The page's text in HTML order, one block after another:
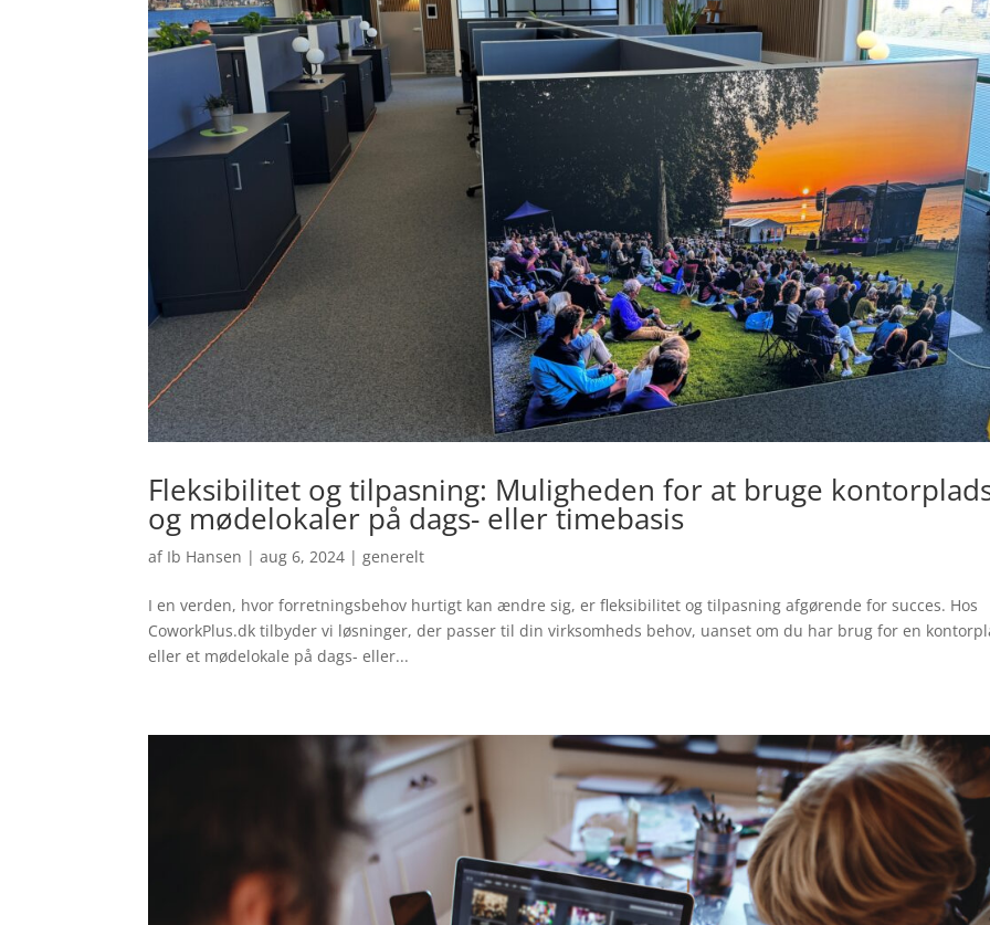
Fleksibilitet og tilpasning: Muligheden for at bruge
og mødelokaler på dags- eller timebasis
af Ib Hansen |aug 6, 2024 |generelt
I en verden, hvor forretningsbehov hurtigt kan ændre sig, er fleksibilitet og tilpasning afgørende for succes. Hos
CoworkPlus.dk tilbyder vi løsninger, der passer til din virksomheds behov, uanset om du har brug for en
eller et mødelokale på dags- eller...